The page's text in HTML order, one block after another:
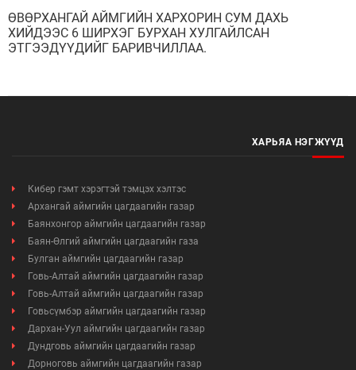
ӨВӨРХАНГАЙ АЙМГИЙН ХАРХОРИН СУМ ДАХЬ
ХИЙДЭЭС 6 ШИРХЭГ БУРХАН ХУЛГАЙЛСАН
ЭТГЭЭДҮҮДИЙГ БАРИВЧИЛЛАА.
ХАРЬЯА НЭГЖҮҮД
Кибер гэмт хэрэгтэй тэмцэх хэлтэс
Архангай аймгийн цагдаагийн газар
Баянхонгор аймгийн цагдаагийн газар
Баян-Өлгий аймгийн цагдаагийн газа
Булган аймгийн цагдаагийн газар
Говь-Алтай аймгийн цагдаагийн газар
Говь-Алтай аймгийн цагдаагийн газар
Говьсүмбэр аймгийн цагдаагийн газар
Дархан-Уул аймгийн цагдаагийн газар
Дундговь аймгийн цагдаагийн газар
Дорноговь аймгийн цагдаагийн газар